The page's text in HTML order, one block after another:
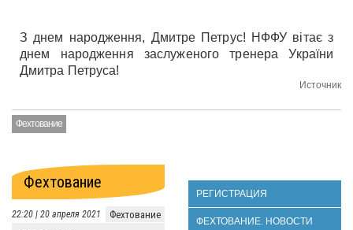
З днем народження, Дмитре Петрус! НФФУ вітає з
днем народження заслуженого тренера України
Дмитра Петруса!
Источник
Фехтование
Фехтование
Фехтование
22:20 | 20 апреля 2021
РЕГИСТРАЦИЯ
ФЕХТОВАНИЕ. НОВОСТИ